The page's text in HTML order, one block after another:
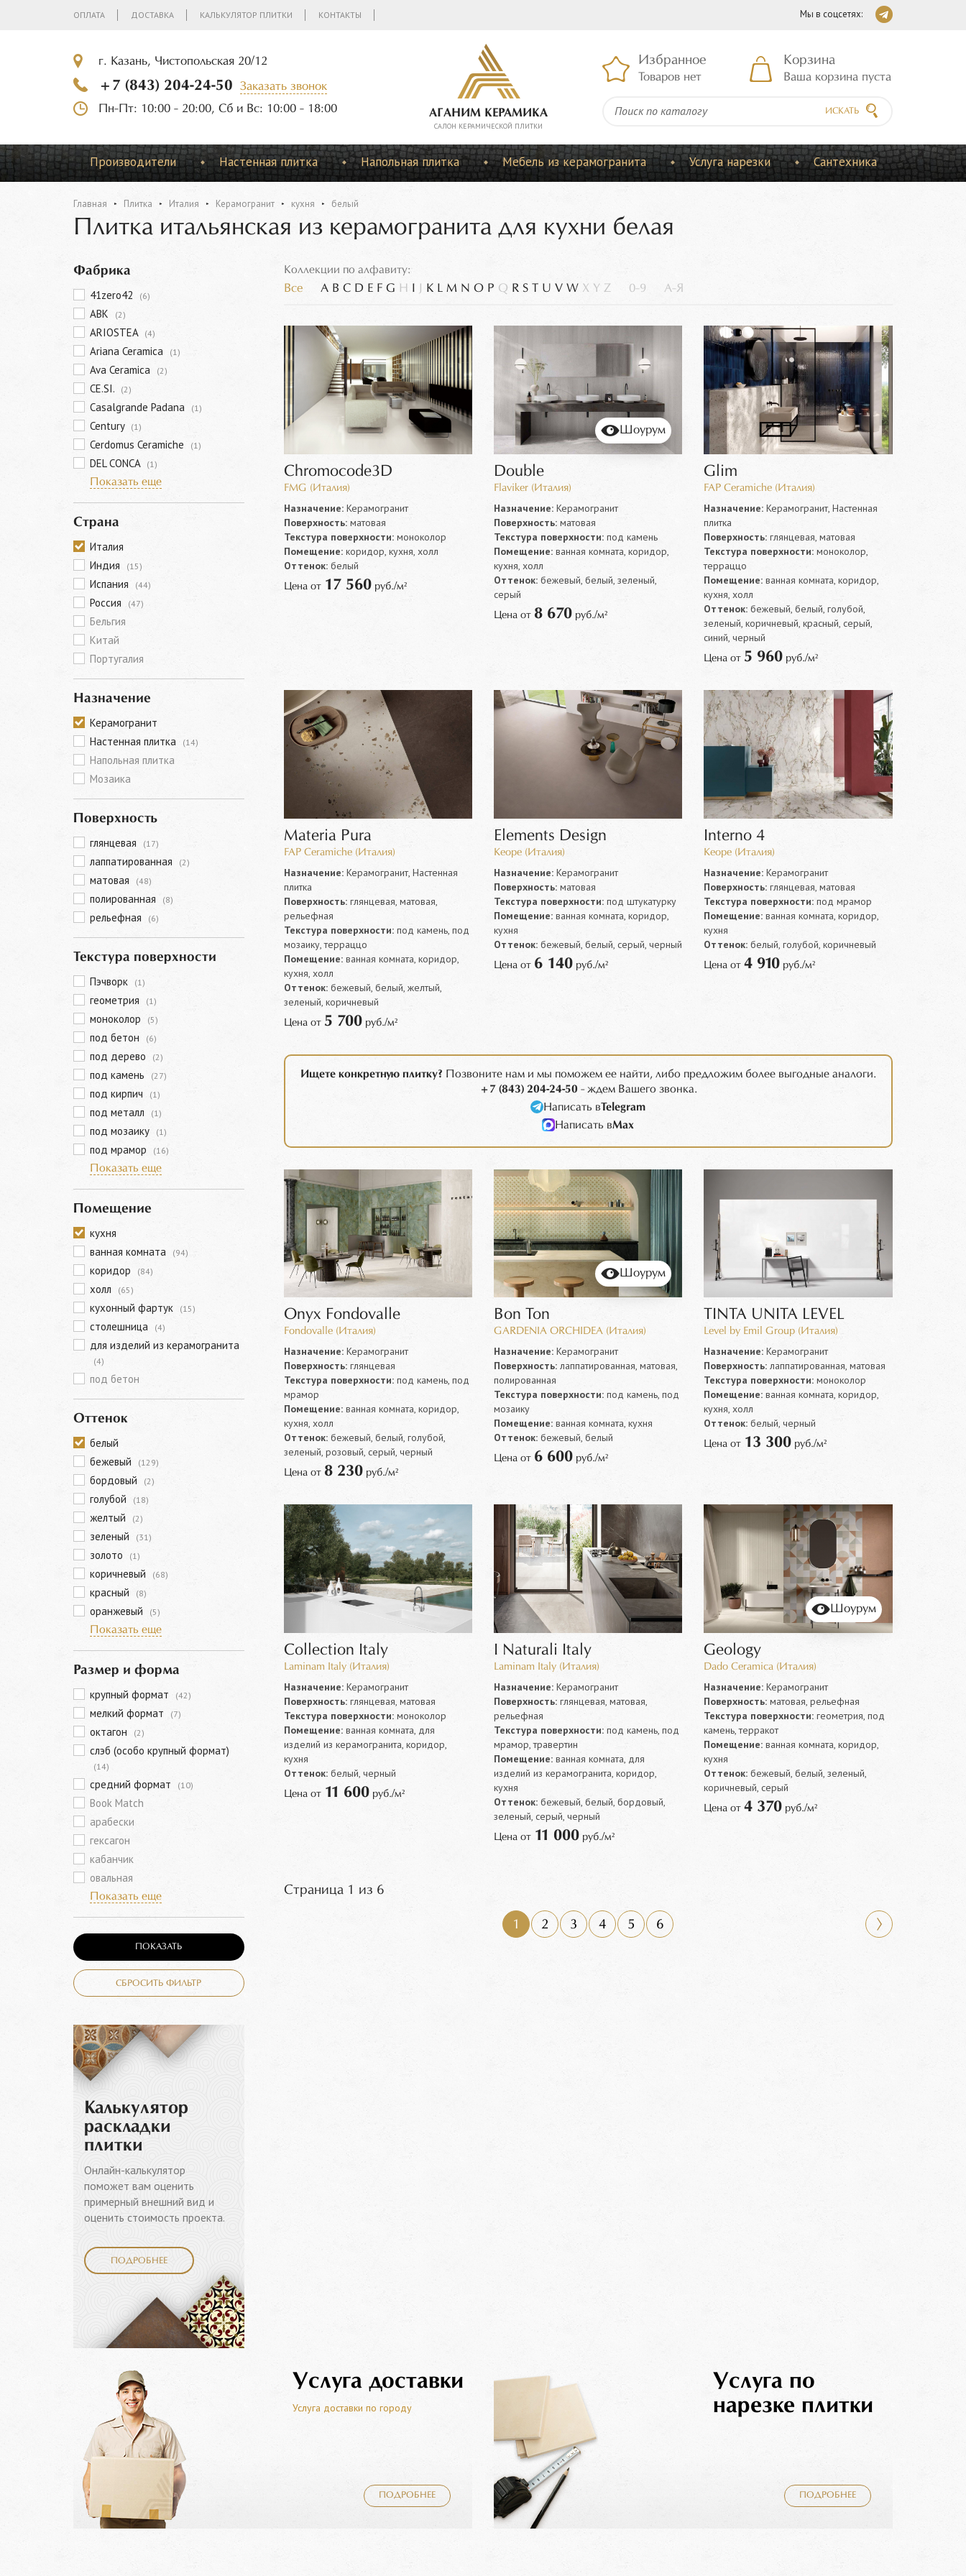
ОПЛАТА ДОСТАВКА КАЛЬКУЛЯТОР ПЛИТКИ КОНТАКТЫ Мы в соцсетях:
г. Казань, Чистопольская 20/12
+7 (843) 204-24-50
Заказать звонок
Пн-Пт: 10:00 - 20:00, Сб и Вс: 10:00 - 18:00
АГАНИМ КЕРАМИКА
CАЛОН КЕРАМИЧЕСКОЙ ПЛИТКИ
Избранное
Товаров нет
Корзина
Ваша корзина пуста
ИСКАТЬ
Производители Настенная плитка Напольная плитка Мебель из керамогранита Услуга нарезки Сантехника
Главная Плитка Италия Керамогранит кухня белый
Плитка итальянская из керамогранита для кухни белая
Фабрика
41zero42 (6)
ABK (2)
ARIOSTEA (4)
Ariana Ceramica (1)
Ava Ceramica (2)
CE.SI. (2)
Casalgrande Padana (1)
Century (1)
Cerdomus Ceramiche (1)
DEL CONCA (1)
Показать еще
Страна
Италия
Индия
(15)
Испания (44)
Россия (47)
Бельгия
Китай
Португалия
Назначение
Керамогранит
Настенная плитка
(14)
Напольная плитка
Мозаика
Поверхность
глянцевая (17)
лаппатированная (2)
матовая (48)
полированная (8)
рельефная (6)
Текстура поверхности
Пэчворк (1)
геометрия (1)
моноколор (5)
под бетон (6)
под дерево (2)
под камень (27)
под кирпич (1)
под металл (1)
под мозаику (1)
под мрамор
(16)
Показать еще
Помещение
кухня
ванная комната
(94)
коридор (84)
холл (65)
кухонный фартук (15)
столешница (4)
для изделий из керамогранита
(4)
под бетон
Оттенок
белый
бежевый
(129)
бордовый (2)
голубой (18)
желтый (2)
зеленый (31)
золото (1)
коричневый (68)
красный (8)
оранжевый
(5)
Показать еще
Размер и форма
крупный формат (42)
мелкий формат (7)
октагон (2)
слэб (особо крупный формат)
(14)
средний формат (10)
Book Match
арабески
гексагон
кабанчик
овальная
Показать еще
ПОКАЗАТЬ
СБРОСИТЬ ФИЛЬТР
Калькулятор
раскладки
плитки
Онлайн-калькулятор
поможет вам оценить
примерный внешний вид и
оценить стоимость проекта.
ПОДРОБНЕЕ
Коллекции по алфавиту:
Все A B C D E F G H I K L M N O P Q R S T U V W X Y Z 0-9 А-Я
Chromocode3D
FMG (Италия)
Назначение:Керамогранит
Поверхность:матовая
Текстура поверхности:моноколор
Помещение:коридор, кухня, холл
Оттенок:белый
Цена от 17 560руб./м²
Шоурум
Double
Flaviker (Италия)
Назначение:Керамогранит
Поверхность:матовая
Текстура поверхности:под камень
Помещение:ванная комната, коридор,
кухня, холл
Оттенок:бежевый, белый, зеленый,
серый
Цена от 8 670руб./м²
Glim
FAP Ceramiche (Италия)
Назначение: Керамогранит, Настенная
плитка
Поверхность: глянцевая, матовая
Текстура поверхности: моноколор,
терраццо
Помещение: ванная комната, коридор,
кухня, холл
Оттенок: бежевый, белый, голубой,
зеленый, коричневый, красный, серый,
синий, черный
Цена от 5 960 руб./м²
Materia Pura
FAP Ceramiche (Италия)
Назначение:Керамогранит, Настенная
плитка
Поверхность:глянцевая, матовая,
рельефная
Текстура поверхности:под камень, под
мозаику, терраццо
Помещение:ванная комната, коридор,
кухня, холл
Оттенок:бежевый, белый, желтый,
зеленый, коричневый
Цена от 5 700руб./м²
Elements Design
Keope (Италия)
Назначение:Керамогранит
Поверхность:матовая
Текстура поверхности:под штукатурку
Помещение:ванная комната, коридор,
кухня
Оттенок:бежевый, белый, серый, черный
Цена от 6 140руб./м²
Interno 4
Keope (Италия)
Назначение: Керамогранит
Поверхность: глянцевая, матовая
Текстура поверхности: под мрамор
Помещение: ванная комната, коридор,
кухня
Оттенок: белый, голубой, коричневый
Цена от4 910 руб./м²
Ищете конкретную плитку? Позвоните нам и мы поможем ее найти, либо предложим более выгодные аналоги.
+7 (843) 204-24-50 - ждем Вашего звонка.
Написать вTelegram
Написать вMax
Onyx Fondovalle
Fondovalle (Италия)
Назначение:Керамогранит
Поверхность:глянцевая
Текстура поверхности:под камень, под
мрамор
Помещение:ванная комната, коридор,
кухня, холл
Оттенок:бежевый, белый, голубой,
зеленый, розовый, серый, черный
Цена от 8 230руб./м²
Шоурум
Bon Ton
GARDENIA ORCHIDEA (Италия)
Назначение:Керамогранит
Поверхность:лаппатированная, матовая,
полированная
Текстура поверхности:под камень, под
мозаику
Помещение:ванная комната, кухня
Оттенок:бежевый, белый
Цена от 6 600руб./м²
TINTA UNITA LEVEL
Level by Emil Group (Италия)
Назначение: Керамогранит
Поверхность: лаппатированная, матовая
Текстура поверхности: моноколор
Помещение: ванная комната, коридор,
кухня, холл
Оттенок: белый, черный
Цена от 13 300 руб./м²
Collection Italy
Laminam Italy (Италия)
Назначение:Керамогранит
Поверхность:глянцевая, матовая
Текстура поверхности:моноколор
Помещение:ванная комната, для
изделий из керамогранита, коридор,
кухня
Оттенок:белый, черный
Цена от 11 600руб./м²
I Naturali Italy
Laminam Italy (Италия)
Назначение:Керамогранит
Поверхность:глянцевая, матовая,
рельефная
Текстура поверхности:под камень, под
мрамор, травертин
Помещение:ванная комната, для
изделий из керамогранита, коридор,
кухня
Оттенок:бежевый, белый, бордовый,
зеленый, серый, черный
Цена от 11 000руб./м²
Шоурум
Geology
Dado Ceramica (Италия)
Назначение: Керамогранит
Поверхность: матовая, рельефная
Текстура поверхности: геометрия, под
камень, терракот
Помещение: ванная комната, коридор,
кухня
Оттенок: бежевый, белый, зеленый,
коричневый, серый
Цена от4 370 руб./м²
Страница 1 из 6
1 2 3 4 5 6
Услуга доставки
Услуга доставки по городу
ПОДРОБНЕЕ
Услуга по
нарезке плитки
ПОДРОБНЕЕ